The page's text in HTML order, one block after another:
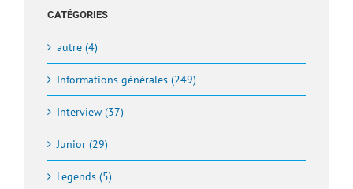
CATÉGORIES
autre (4)
Informations générales (249)
Interview (37)
Junior (29)
Legends (5)